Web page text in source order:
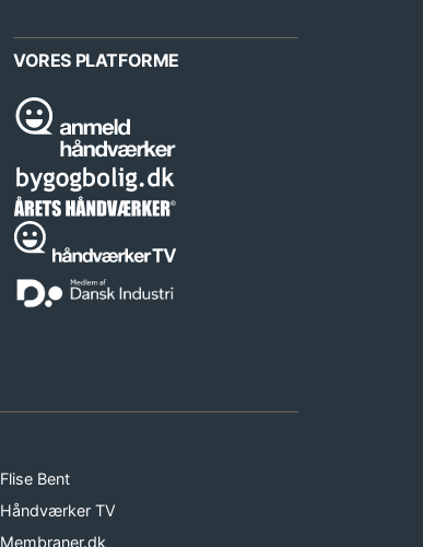
VORES PLATFORME
Flise Bent
Håndværker TV
Membraner.dk